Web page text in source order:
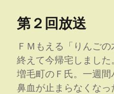
ー
第２回放送
ＦＭもえる「りんご
終えて今帰宅しまし
増毛町のＦ氏。一週
鼻血が止まらなくな